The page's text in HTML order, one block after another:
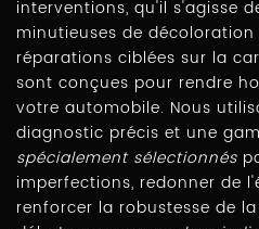
interventions, qu'il s'agisse
minutieuses de
réparations ciblées sur la
sont conçues pour rendre
votre automobile. Nous
diagnostic précis et une
spécialement sélectionnés
imperfections, redonner de
renforcer la robustesse de